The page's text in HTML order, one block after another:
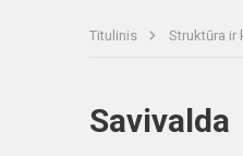
Titulinis Struktūra ir